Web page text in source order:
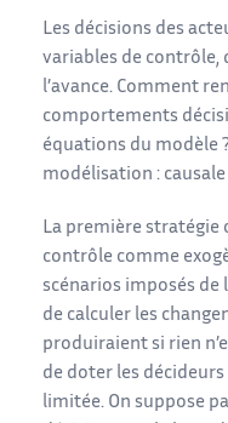
Les décisions des
variables de contrôle,
l’avance. Comment
comportements
équations du modèle
modélisation :
La première stratégie
contrôle comme
scénarios imposés de
de calculer les
produiraient si rien
de doter les
limitée. On suppose